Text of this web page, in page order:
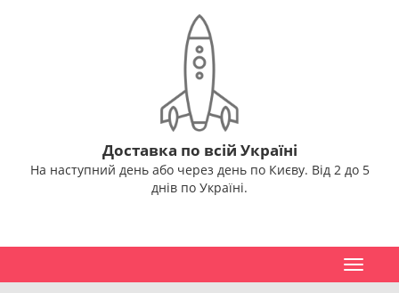
Доставка по всій Україні
На наступний день або через день по Києву. Від 2 до 5
днів по Україні.
Toggle